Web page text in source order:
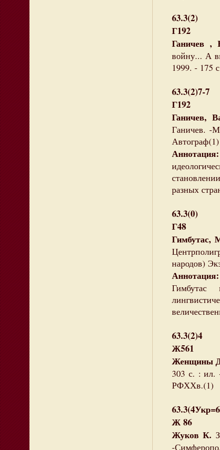
63.3(2)
Г192
Ганичев ,
войну... А
1999. - 175
63.3(2)7-7
Г192
Ганичев,
Ганичев. -
Автограф(1)
Аннотация:
разных
63.3(0)
Г48
Гимбутас,
народов)
Гимбутас
63.3(2)4
Ж561
Женщины
303 с. : ил.
РФХХв.(1)
Ж 86
Жуков К.
-